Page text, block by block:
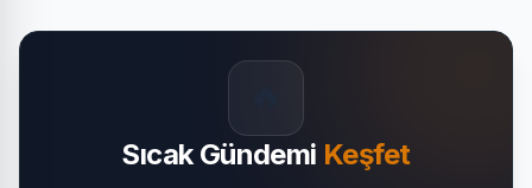
Sıcak Gündemi Keşfet